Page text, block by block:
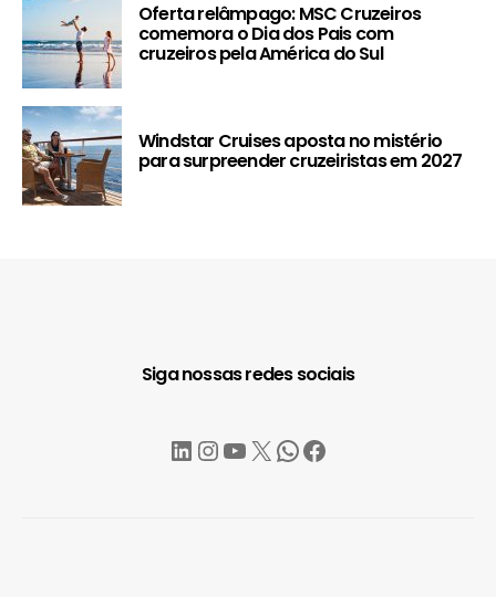
Oferta relâmpago: MSC Cruzeiros
comemora o Dia dos Pais com
cruzeiros pela América do Sul
Windstar Cruises aposta no mistério
para surpreender cruzeiristas em 2027
Siga nossas redes sociais
LinkedIn
Instagram
YouTube
X WhatsApp
Facebook